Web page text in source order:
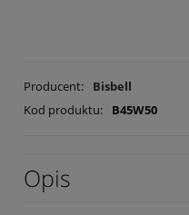
Producent:
Bisbell
Kod produktu:
B45W50
Opis